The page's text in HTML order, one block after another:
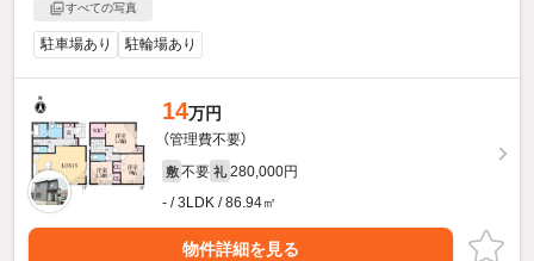
すべての写真
駐車場あり 駐輪場あり
14万円
（管理費不要）
敷 不要 礼 280,000円
- / 3LDK / 86.94㎡
物件詳細を見る